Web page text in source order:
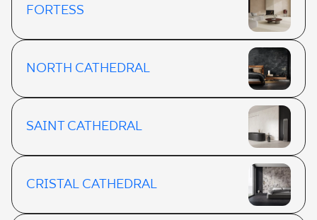
FORTESS
NORTH CATHEDRAL
SAINT CATHEDRAL
CRISTAL CATHEDRAL